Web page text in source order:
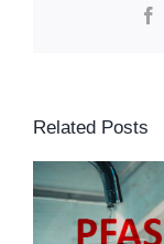
Related Posts